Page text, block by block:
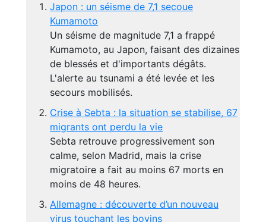
Japon : un séisme de 7,1 secoue
Kumamoto
Un séisme de magnitude 7,1 a frappé
Kumamoto, au Japon, faisant des dizaines
de blessés et d'importants dégâts.
L'alerte au tsunami a été levée et les
secours mobilisés.
Crise à Sebta : la situation se stabilise, 67
migrants ont perdu la vie
Sebta retrouve progressivement son
calme, selon Madrid, mais la crise
migratoire a fait au moins 67 morts en
moins de 48 heures.
Allemagne : découverte d’un nouveau
virus touchant les bovins